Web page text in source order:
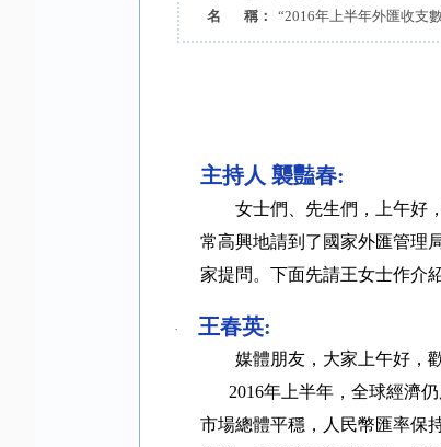
名 稱：
“2016年上半年外匯收支
主持人 襲豔春:
女士們、先生們，上午好
常高興地請到了國家外匯管理
家提問。下面先請王女士作介紹
· 王春英:
媒體朋友，大家上午好，
2016年上半年，全球經濟
市場總體平穩，人民幣匯率保